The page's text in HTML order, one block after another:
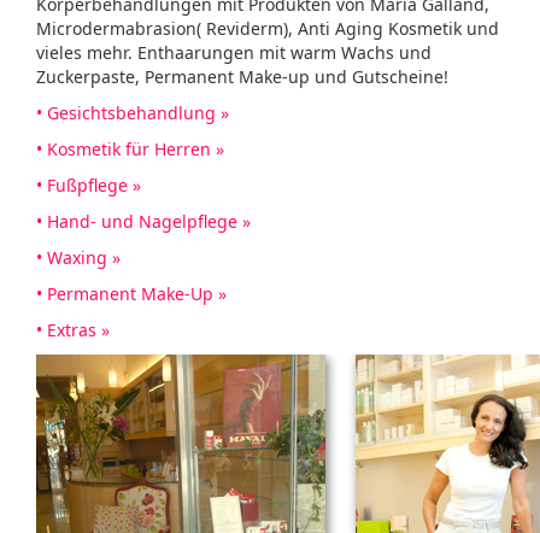
Microdermabrasion( Reviderm), Anti Aging Kosmetik und
vieles mehr. Enthaarungen mit warm Wachs und
Zuckerpaste, Permanent Make-up und Gutscheine!
• Gesichtsbehandlung »
• Kosmetik für Herren »
• Fußpflege »
• Hand- und Nagelpflege »
• Waxing »
• Permanent Make-Up »
• Extras »